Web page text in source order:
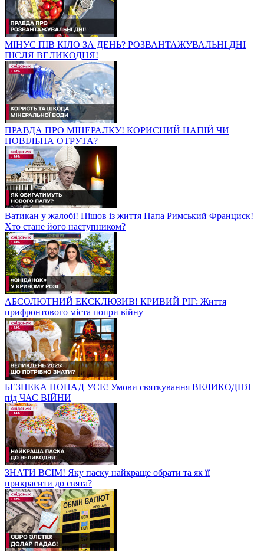
МІНУС ПІВ КІЛО ЗА ДЕНЬ? РОЗВАНТАЖУВАЛЬНІ ДНІ
ПІСЛЯ ВЕЛИКОДНЯ!
ПРАВДА ПРО МІНЕРАЛКУ! КОРИСНИЙ НАПІЙ ЧИ
ПОВІЛЬНА ОТРУТА?
Ватикан у жалобі! Пішов із життя Папа Римський Франциск!
Хто стане його наступником?
АБСОЛЮТНИЙ ЕКСКЛЮЗИВ! КРИВИЙ РІГ: Життя
прифронтового міста попри війну
БЕЗПЕКА ПОНАД УСЕ! Умови святкування ВЕЛИКОДНЯ
під ЧАС ВІЙНИ
ЗНАТИ ВСІМ! Яку паску найкраще обрати та як її
прикрасити до свята?